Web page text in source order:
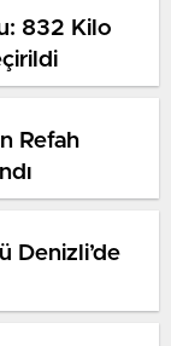
832 Kilo
Refah
Denizli’de